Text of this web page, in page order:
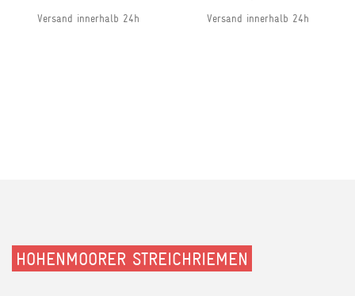
Versand innerhalb 24h Versand innerhalb 24h
HOHENMOORER STREICHRIEMEN